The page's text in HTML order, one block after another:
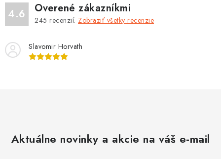
4.6 Overené zákazníkmi
245 recenzií. Zobraziť všetky recenzie
Slavomir Horvath
Aktuálne novinky a akcie na váš e-mail